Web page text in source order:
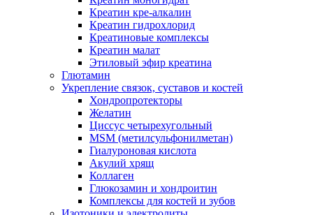
Креатин кре-алкалин
Креатин гидрохлорид
Креатиновые комплексы
Креатин малат
Этиловый эфир креатина
Глютамин
Укрепление связок, суставов и костей
Хондропротекторы
Желатин
Циссус четырехугольный
MSM (метилсульфонилметан)
Гиалуроновая кислота
Акулий хрящ
Коллаген
Глюкозамин и хондроитин
Комплексы для костей и зубов